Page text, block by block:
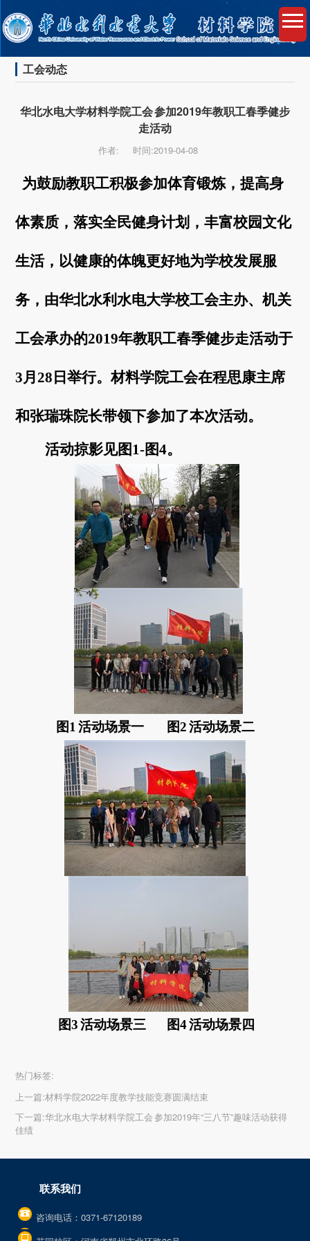
工会动态
华北水电大学材料学院工会 参加2019年教职工春季健步
走活动
作者: 时间:2019-04-08
为鼓励教职工积极参加体育锻炼，提高身
体素质，落实全民健身计划，丰富校园文化
生活，以健康的体魄更好地为学校发展服
务，由华北水利水电大学校工会主办、机关
工会承办的2019年教职工春季健步走活动于
3月28日举行。材料学院工会在程思康主席
和张瑞珠院长带领下参加了本次活动。
活动掠影见图1-图4。
图1 活动场景一 图2 活动场景二
图3 活动场景三 图4 活动场景四
热门标签:
上一篇:材料学院2022年度教学技能竞赛圆满结束
下一篇:华北水电大学材料学院工会 参加2019年“三八节”趣味活动获得
佳绩
联系我们
咨询电话：0371-67120189